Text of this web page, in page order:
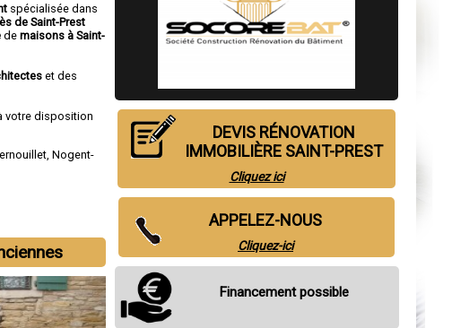
spécialisée dans
de Saint-Prest
demaisons à Saint-
et des
votre disposition
,Nogent-
DEVIS RÉNOVATION
IMMOBILIÈRE SAINT-PREST
Cliquez ici
APPELEZ-NOUS
Cliquez-ici
Financement possible